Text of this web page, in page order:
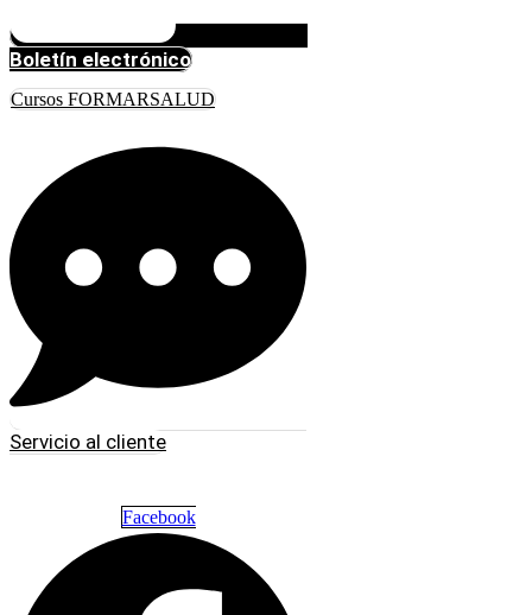
Boletín electrónico
Cursos FORMARSALUD
Servicio al cliente
Facebook